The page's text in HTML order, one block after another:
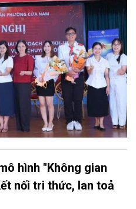
cán bộ, đảng viên, người
UBND phường Cửa Nam và
hình "Không gian
nối tri thức, lan toả